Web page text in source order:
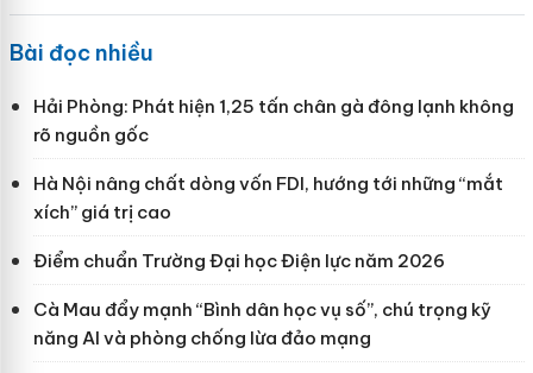
Bài đọc nhiều
Hải Phòng: Phát hiện 1,25 tấn chân gà đông lạnh không
rõ nguồn gốc
Hà Nội nâng chất dòng vốn FDI, hướng tới những “mắt
xích” giá trị cao
Điểm chuẩn Trường Đại học Điện lực năm 2026
Cà Mau đẩy mạnh “Bình dân học vụ số”, chú trọng kỹ
năng AI và phòng chống lừa đảo mạng